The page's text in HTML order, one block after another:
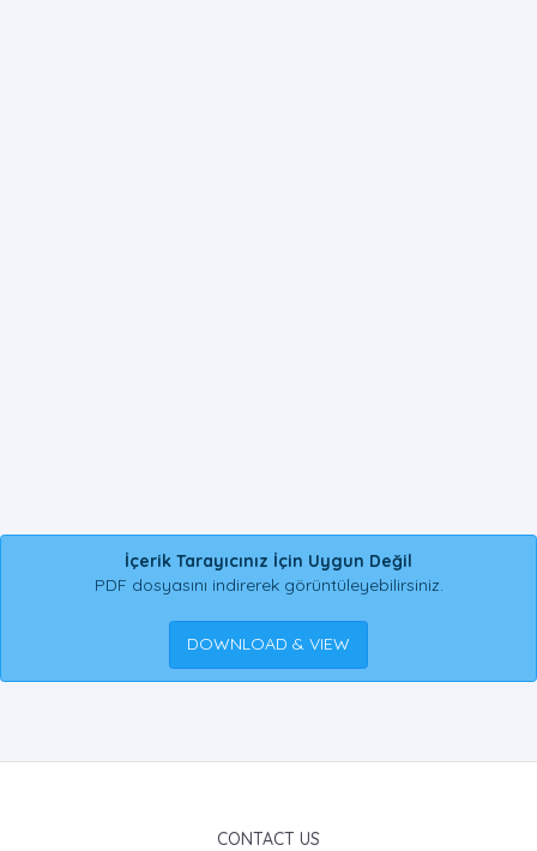
İçerik Tarayıcınız İçin Uygun Değil
PDF dosyasını indirerek görüntüleyebilirsiniz.
DOWNLOAD & VIEW
CONTACT US